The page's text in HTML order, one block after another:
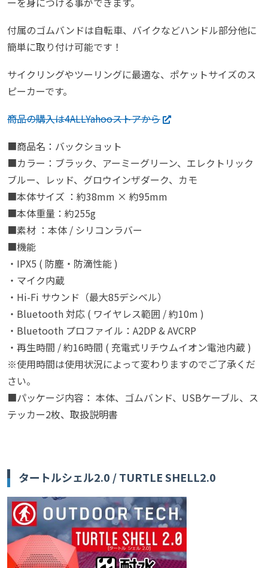
付属のゴムバンドは自転車、バイクなどハンドル部分他に
簡単に取り付け可能です！
サイクリングやツーリングに最適な、ポケットサイズのス
ピーカーです。
商品の購入は4ALLYahooストアから
■商品名：バックショット
■カラー：ブラック、アーミーグリーン、エレクトリック
ブルー、レッド、グロウインザダーク、カモ
■本体サイズ ：約38mm × 約95mm
■本体重量：約255g
■素材 ：本体 / シリコンラバー
■機能
・IPX5 ( 防塵・防滴性能 )
・マイク内蔵
・Hi-Fi サウンド（最大85デシベル）
・Bluetooth 対応 ( ワイヤレス範囲 / 約10m )
・Bluetooth プロファイル：A2DP & AVCRP
・再生時間 / 約16時間 ( 充電式リチウムイオン電池内蔵 )
※使用時間は使用状況によって変わりますのでご了承くだ
さい。
■パッケージ内容： 本体、ゴムバンド、USBケーブル、ス
テッカー2枚、取扱説明書
タートルシェル2.0 / TURTLE SHELL2.0